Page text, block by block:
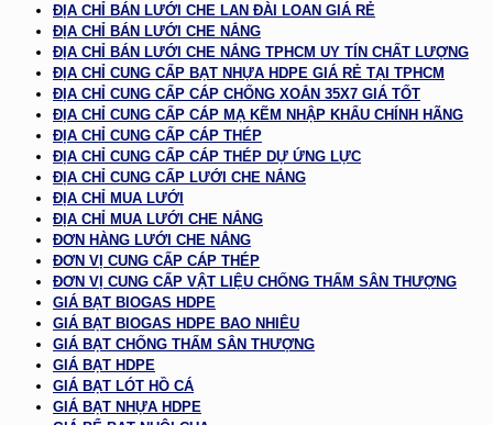
ĐỊA CHỈ BÁN LƯỚI CHE LAN ĐÀI LOAN GIÁ RẺ
ĐỊA CHỈ BÁN LƯỚI CHE NẮNG
ĐỊA CHỈ BÁN LƯỚI CHE NẮNG TPHCM UY TÍN CHẤT LƯỢNG
ĐỊA CHỈ CUNG CẤP BẠT NHỰA HDPE GIÁ RẺ TẠI TPHCM
ĐỊA CHỈ CUNG CẤP CÁP CHỐNG XOẮN 35X7 GIÁ TỐT
ĐỊA CHỈ CUNG CẤP CÁP MẠ KẼM NHẬP KHẨU CHÍNH HÃNG
ĐỊA CHỈ CUNG CẤP CÁP THÉP
ĐỊA CHỈ CUNG CẤP CÁP THÉP DỰ ỨNG LỰC
ĐỊA CHỈ CUNG CẤP LƯỚI CHE NẮNG
ĐỊA CHỈ MUA LƯỚI
ĐỊA CHỈ MUA LƯỚI CHE NẮNG
ĐƠN HÀNG LƯỚI CHE NẮNG
ĐƠN VỊ CUNG CẤP CÁP THÉP
ĐƠN VỊ CUNG CẤP VẬT LIỆU CHỐNG THẤM SÂN THƯỢNG
GIÁ BẠT BIOGAS HDPE
GIÁ BẠT BIOGAS HDPE BAO NHIÊU
GIÁ BẠT CHỐNG THẤM SÂN THƯỢNG
GIÁ BẠT HDPE
GIÁ BẠT LÓT HỒ CÁ
GIÁ BẠT NHỰA HDPE